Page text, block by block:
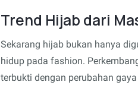
Trend Hijab dari
Sekarang hijab bukan hanya
hidup pada fashion.
terbukti dengan perubahan